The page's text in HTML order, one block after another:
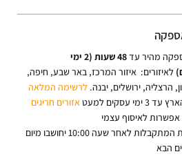
מהיר עד
48 שעות (2 ימי
לאיזורים: איזור המרכז, באר שבע, חיפה,
הרצליה, ירושלים, יבנה.לרשימה המלאה
ימי עסקים למעט
אזורים חריגים
אפשרות לאיסוף עצמי
הזמנות המתקבלות לאחר שעה 10:00 יחושבו מיום
הבא